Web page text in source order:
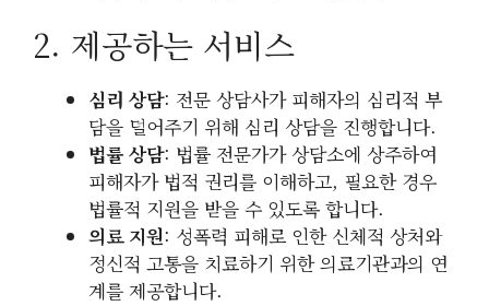
2. 제공하는 서비스
심리 상담: 전문 상담사가 피해자의 심리적 부
담을 덜어주기 위해 심리 상담을 진행합니다.
법률 상담: 법률 전문가가 상담소에 상주하여
피해자가 법적 권리를 이해하고, 필요한 경우
법률적 지원을 받을 수 있도록 합니다.
의료 지원: 성폭력 피해로 인한 신체적 상처와
정신적 고통을 치료하기 위한 의료기관과의 연
계를 제공합니다.